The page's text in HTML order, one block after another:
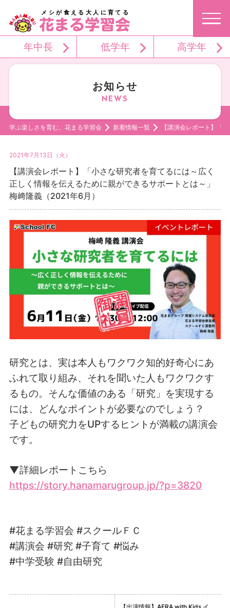
メシが食える大人に育てる
年中長 低学年 高学年
お知らせ
学ぶ楽しさを育む。花まる学習会 新着情報一覧 【講演会レポート】「
2021年7月13日（火）
【講演会レポート】「小さな研究者を育てるには～広く
正しく情報を伝えるために親ができるサポートとは～」
梅﨑隆義（2021年6月）
研究とは、実は本人もワクワク知的好奇心にあ
ふれて取り組み、それを聞いた人もワクワクす
るもの。そんな価値のある「研究」を実現する
には、どんなポイントが必要なのでしょう？
子どもの研究力をUPするヒントが満載の講演会
です。
▼詳細レポートこちら
https://story.hanamarugroup.jp/?p=3820
#花まる学習会 #スクールＦＣ
#講演会 #研究 #子育て #悩み
#中学受験 #自由研究